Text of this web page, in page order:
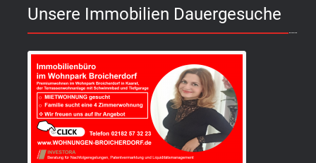
Unsere Immobilien Dauergesuche